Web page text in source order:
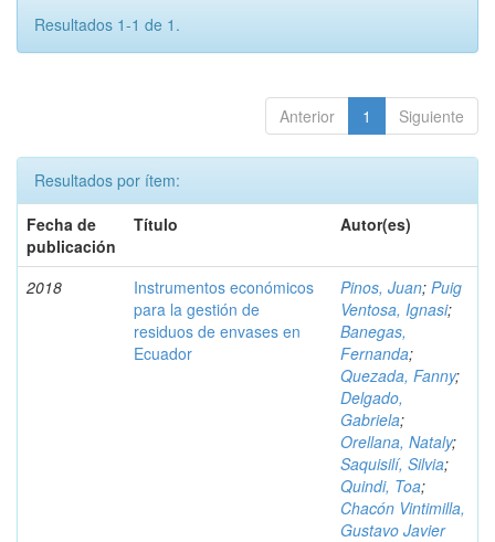
Resultados 1-1 de 1.
Anterior 1 Siguiente
Resultados por ítem:
Fecha de
publicación
Título Autor(es)
2018
Instrumentos económicos
para la gestión de
residuos de envases en
Ecuador
Pinos, Juan; Puig
Ventosa, Ignasi;
Banegas,
Fernanda;
Quezada, Fanny;
Delgado,
Gabriela;
Orellana, Nataly;
Saquisilí, Silvia;
Quindi, Toa;
Chacón Vintimilla,
Gustavo Javier